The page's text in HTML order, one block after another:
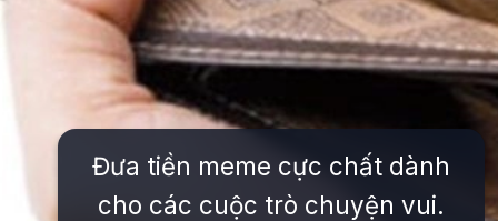
Đưa tiền meme cực chất dành
cho các cuộc trò chuyện vui.